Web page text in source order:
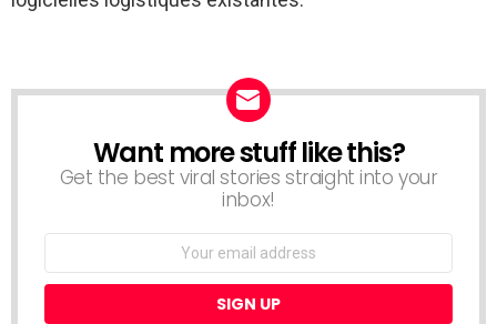
NEWSLETTER
Want more stuff like this?
Get the best viral stories straight into your
inbox!
Email